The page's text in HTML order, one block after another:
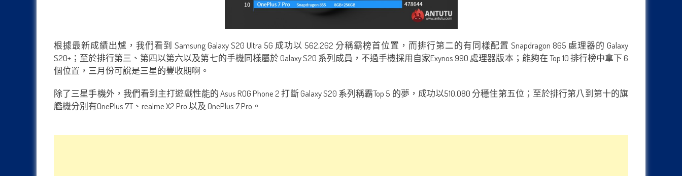
根據最新成績出爐，我們看到 Samsung Galaxy S20 Ultra 5G 成功以 562,262 分稱霸榜首位置，而排行第二的有同樣配置 Snapdragon 865 處理器的 Galaxy
S20+；至於排行第三、第四以第六以及第七的手機同樣屬於 Galaxy S20 系列成員，不過手機採用自家Exynos 990 處理器版本；能夠在 Top 10 排行榜中拿下 6
個位置，三月份可說是三星的豐收期啊。
除了三星手機外，我們看到主打遊戲性能的 Asus ROG Phone 2 打斷 Galaxy S20 系列稱霸Top 5 的夢，成功以510,080 分穩住第五位；至於排行第八到第十的旗
艦機分別有OnePlus 7T、realme X2 Pro 以及 OnePlus 7 Pro。